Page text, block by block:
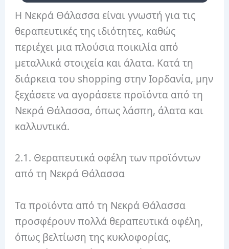
Η Νεκρά Θάλασσα είναι γνωστή για τις
θεραπευτικές της ιδιότητες, καθώς
περιέχει μια πλούσια ποικιλία από
μεταλλικά στοιχεία και άλατα. Κατά τη
διάρκεια του shopping στην Ιορδανία, μην
ξεχάσετε να αγοράσετε προϊόντα από τη
Νεκρά Θάλασσα, όπως λάσπη, άλατα και
καλλυντικά.
2.1. Θεραπευτικά οφέλη των προϊόντων
από τη Νεκρά Θάλασσα
Τα προϊόντα από τη Νεκρά Θάλασσα
προσφέρουν πολλά θεραπευτικά οφέλη,
όπως βελτίωση της κυκλοφορίας,